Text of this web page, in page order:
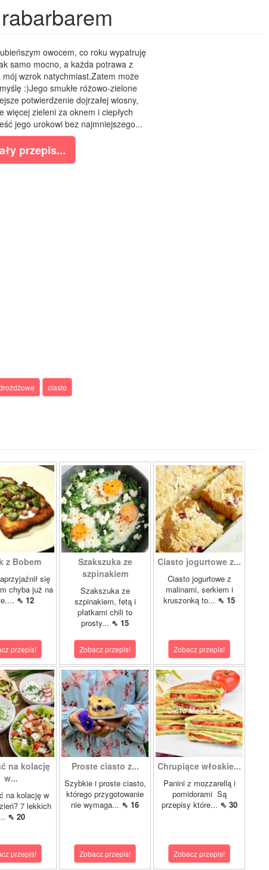
owocem, co roku wypatruję
samo mocno, a każda potrawa z
wzrok natychmiast.Zatem może
:)Jego smukłe różowo-zielone
potwierdzenie dojrzałej wiosny,
więcej zieleni za oknem i ciepłych
jego urokowi bez najmniejszego...
przepis...
ciasto
z Bobem
się
chyba już na
⇖ 12
przepis!
Szakszuka ze
szpinakiem
Szakszuka ze
szpinakiem, fetą i
płatkami chili to
prosty... ⇖ 15
Zobacz przepis!
Ciasto jogurtowe z...
Ciasto jogurtowe z
malinami, serkiem i
kruszonką to... ⇖ 15
Zobacz przepis!
na kolację
w...
na kolację w
7 lekkich
⇖ 20
przepis!
Proste ciasto z...
Szybkie i proste ciasto,
którego przygotowanie
nie wymaga... ⇖ 16
Zobacz przepis!
Chrupiące włoskie...
Panini z mozzarellą i
pomidorami Są
przepisy które... ⇖ 30
Zobacz przepis!